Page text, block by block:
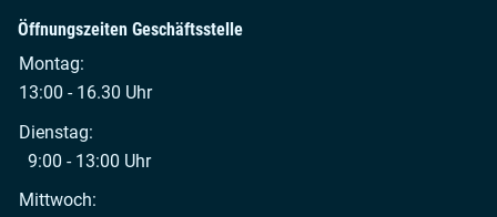
Öffnungszeiten Geschäftsstelle
Montag:
13:00 - 16.30 Uhr
Dienstag:
9:00 - 13:00 Uhr
Mittwoch: